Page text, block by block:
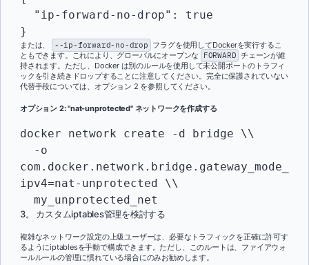
または、 --ip-forward-no-drop フラグを使用してDockerを実行するこ
ともできます。これにより、グローバルにオープンな
FORWARD チェーンが維
持されます。ただし、Docker は別のルールを使用して未公開ポートのトラフィ
ックを引き続きドロップすることに注意してください。完全に保護されていない
代替手段については、オプション 2 を参照してください。
オプション 2: "nat-unprotected" ネットワークを作成する
docker network create -d bridge \\
com.docker.network.bridge.gateway_mode_
ipv4=nat-unprotected \\
3。 カスタムiptables管理を検討する
複雑なネットワーク設定の上級ユーザーは、必要なトラフィックを正確に許可す
るようにiptablesを手動で構成できます。ただし、このルートは、ファイアウォ
ールルールの管理に慣れている場合にのみお勧めします。